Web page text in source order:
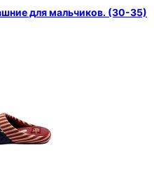
для мальчиков. (30-35)